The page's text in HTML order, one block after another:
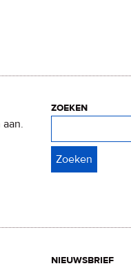
zoeken
nieuwsbrief